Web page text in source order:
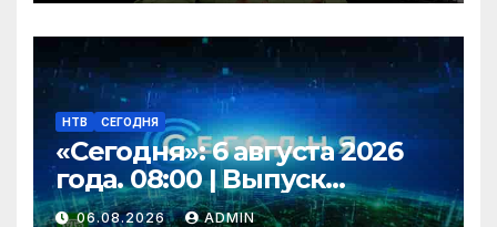
НТВ СЕГОДНЯ
«Сегодня»: 6 августа 2026
года. 08:00 | Выпуск
новостей | Новости НТВ
06.08.2026 ADMIN